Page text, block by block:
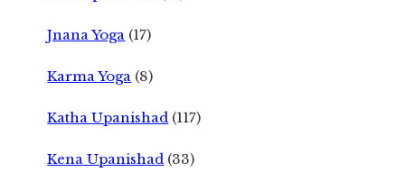
Jnana Yoga (17)
Karma Yoga (8)
Katha Upanishad (117)
Kena Upanishad (33)